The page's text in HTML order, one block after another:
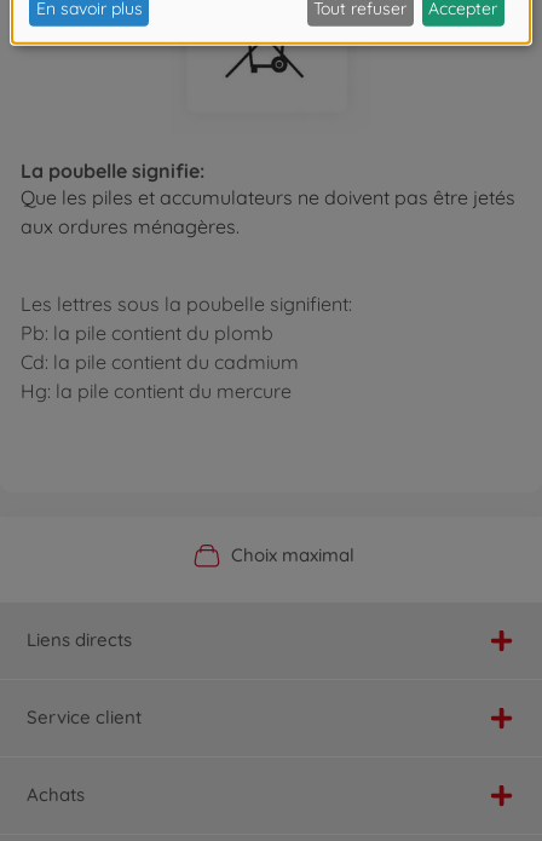
La poubelle signifie:
Que les piles et accumulateurs ne doivent pas être jetés
aux ordures ménagères.
Les lettres sous la poubelle signifient:
Pb: la pile contient du plomb
Cd: la pile contient du cadmium
Hg: la pile contient du mercure
Boutique officielle du fabricant
Choix maximal
Service personnalisé
Livraison rapide
Liens directs
Service client
Achats